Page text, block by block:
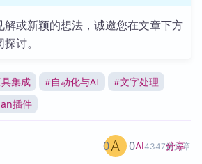
解或新颖的想法，诚邀您在文章下方
讨。
集成 #自动化与AI #文字处理
插件
AI4347篇文章
0 0 分享